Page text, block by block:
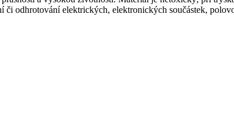
odhrotování elektrických, elektronických součástek,